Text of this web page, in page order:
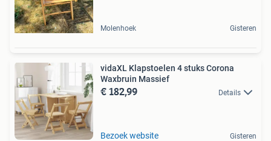
Molenhoek Gisteren
vidaXL Klapstoelen 4 stuks Corona
Waxbruin Massief
€ 182,99 Details
Bezoek website Gisteren